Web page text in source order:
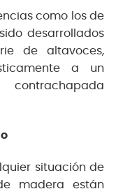
como los de
desarrollados
de altavoces,
a un
situación de
madera están